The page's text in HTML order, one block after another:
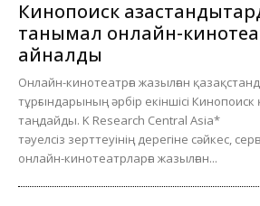
Кинопоиск
танымал онлайн-
айналды
Онлайн-кинотеатрға жазылған
тұрғындарының әрбір екіншісі Кинопоиск
таңдайды. K Research Central Asia*
тәуелсіз зерттеуінің дерегіне сәйкес,
онлайн-кинотеатрларға жазылған...